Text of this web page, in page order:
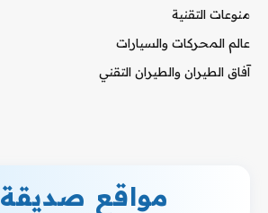
منوعات التقنية
عالم المحركات والسيارات
آفاق الطيران والطيران التقني
مواقع صديقة